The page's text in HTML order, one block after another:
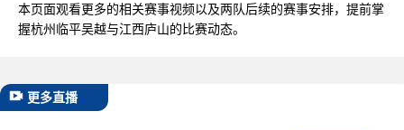
本页面观看更多的相关赛事视频以及两队后续的赛事安排，提前掌
握杭州临平吴越与江西庐山的比赛动态。
更多直播